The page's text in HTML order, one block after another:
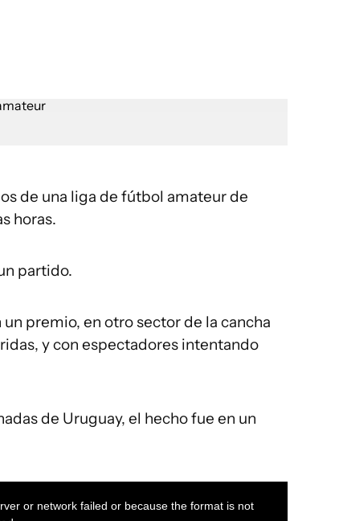
de una liga de fútbol amateur de
horas.
partido.
premio, en otro sector de la cancha
y con espectadores intentando
de Uruguay, el hecho fue en un
or network failed or because the format is not